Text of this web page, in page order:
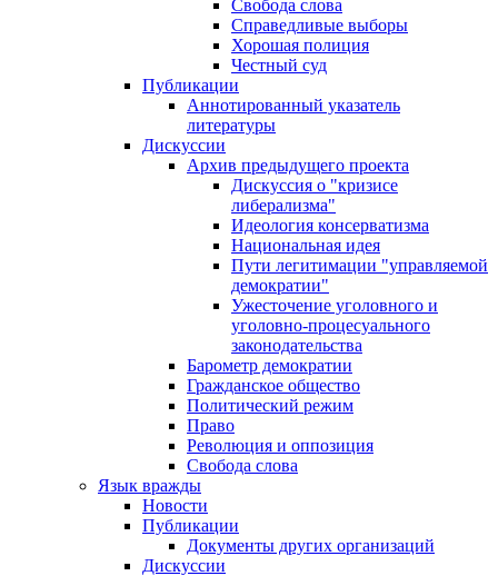
Свобода слова
Справедливые выборы
Хорошая полиция
Честный суд
Публикации
Аннотированный указатель
литературы
Дискуссии
Архив предыдущего проекта
Дискуссия о "кризисе
либерализма"
Идеология консерватизма
Национальная идея
Пути легитимации "управляемой
демократии"
Ужесточение уголовного и
уголовно-процесуального
законодательства
Барометр демократии
Гражданское общество
Политический режим
Право
Революция и оппозиция
Свобода слова
Язык вражды
Новости
Публикации
Документы других организаций
Дискуссии